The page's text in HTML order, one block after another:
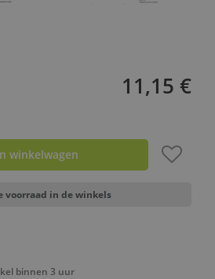
11,15 €
winkelwagen
voorraad in de winkels
binnen 3 uur